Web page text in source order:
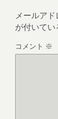
メールアド
が付いて
コメント ※